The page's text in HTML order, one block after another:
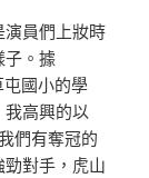
員們上妝時
子。據
國小的學
我高興的以
們有奪冠的
對手，虎山